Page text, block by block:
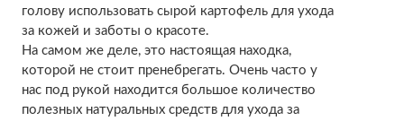
голову использовать сырой картофель для ухода
за кожей и заботы о красоте.
На самом же деле, это настоящая находка,
которой не стоит пренебрегать. Очень часто у
нас под рукой находится большое количество
полезных натуральных средств для ухода за